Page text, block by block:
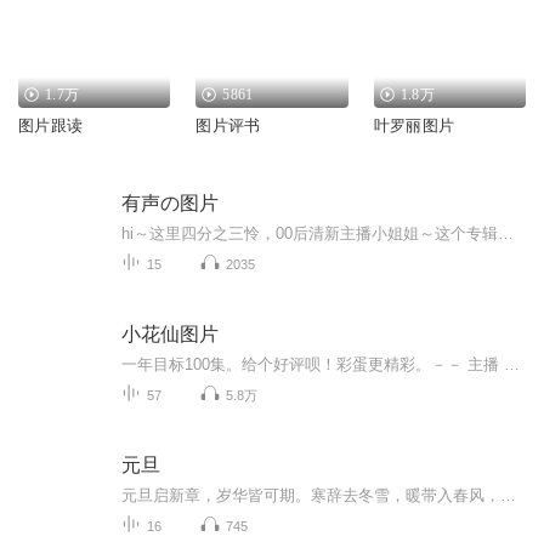
1.7万
图片跟读
5861
图片评书
1.8万
叶罗丽图片
有声の图片
15 2035
小花仙图片
57 5.8万
元旦
16 745